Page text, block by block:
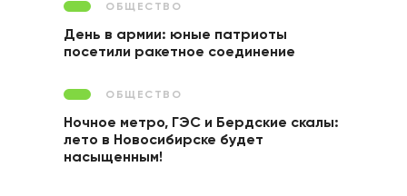
ОБЩЕСТВО
День в армии: юные патриоты
посетили ракетное соединение
ОБЩЕСТВО
Ночное метро, ГЭС и Бердские скалы:
лето в Новосибирске будет
насыщенным!